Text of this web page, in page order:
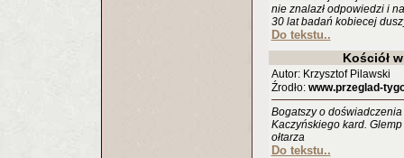
nie znalazł odpowiedzi i
30 lat badań kobiecej
Do tekstu..
Kościół
Autor: Krzysztof Pilawski
Źrodło: www.przeglad-
Bogatszy o
Kaczyńskiego kard.
ołtarza
Do tekstu..